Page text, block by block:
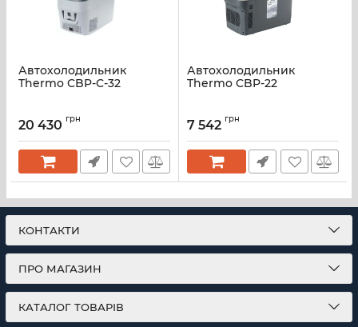
Автохолодильник
Thermo CBP-C-32
20 430 грн
Автохолодильник
Thermo CBP-22
7 542 грн
КОНТАКТИ
ПРО МАГАЗИН
КАТАЛОГ ТОВАРІВ